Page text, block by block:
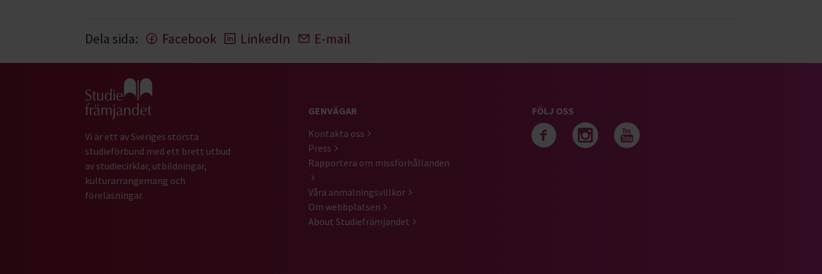
Dela sida: Facebook LinkedIn E-mail
Gå till studiefrämjandets startsida
Vi är ett av Sveriges största
studieförbund med ett brett utbud
av studiecirklar, utbildningar,
kulturarrangemang och
föreläsningar.
GENVÄGAR
Kontakta oss
Press
Rapportera om missförhållanden
Våra anmälningsvillkor
Om webbplatsen
About Studiefrämjandet
FÖLJ OSS
Följ oss på facebook
Följ oss på instagram
Följ oss på youtube